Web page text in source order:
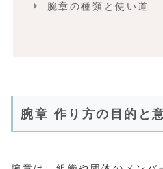
腕章の種類と使い道
腕章 作り方の目的と